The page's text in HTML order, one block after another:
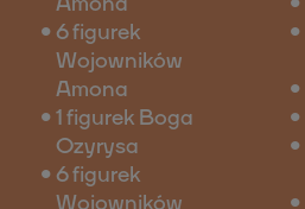
6 figurek
Wojowników
Amona
1 figurek Boga
Ozyrysa
6 figurek
Wojowników